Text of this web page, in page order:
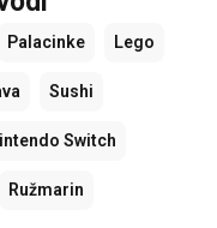
Palacinke Lego
Sushi
Switch
Ružmarin